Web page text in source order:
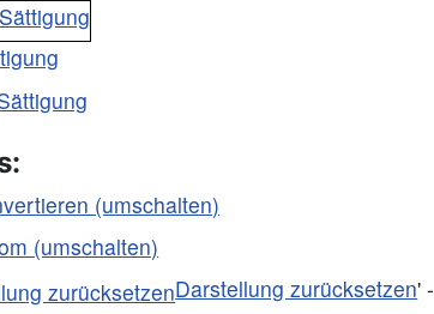
(umschalten)
(umschalten)
Darstellung zurücksetzen' -